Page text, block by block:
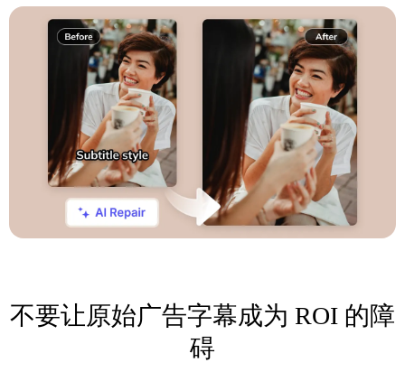
不要让原始广告字幕成为 ROI 的障
碍